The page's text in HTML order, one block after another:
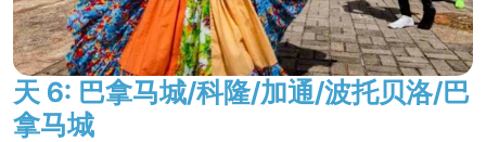
自用晚餐，夜宿酒店。
天 6: 巴拿马城/科隆/加通/波托贝洛/巴
拿马城